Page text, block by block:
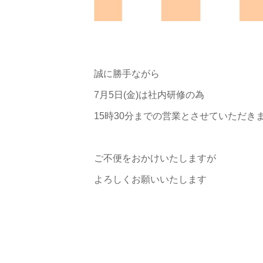
誠に勝手ながら
7月5日(金)は社内研修の為
15時30分までの営業とさせていただき
ご不便をおかけいたしますが
よろしくお願いいたします